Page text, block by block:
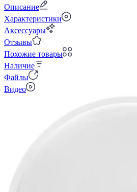
Описание
Характеристики
Аксессуары
Отзывы
Похожие товары
Наличие
Файлы
Видео